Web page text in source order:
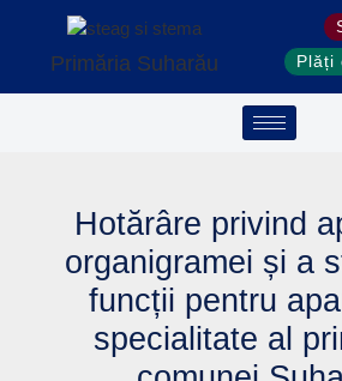
conținutPrimăria Suharău
Plăți
Hotărâre privind
organigramei și a
funcții pentru
specialitate al